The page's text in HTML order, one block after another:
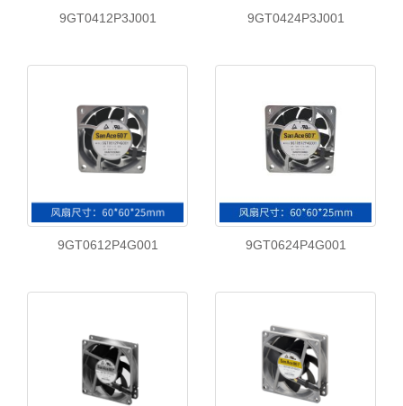
9GT0412P3J001 9GT0424P3J001
9GT0612P4G001 9GT0624P4G001